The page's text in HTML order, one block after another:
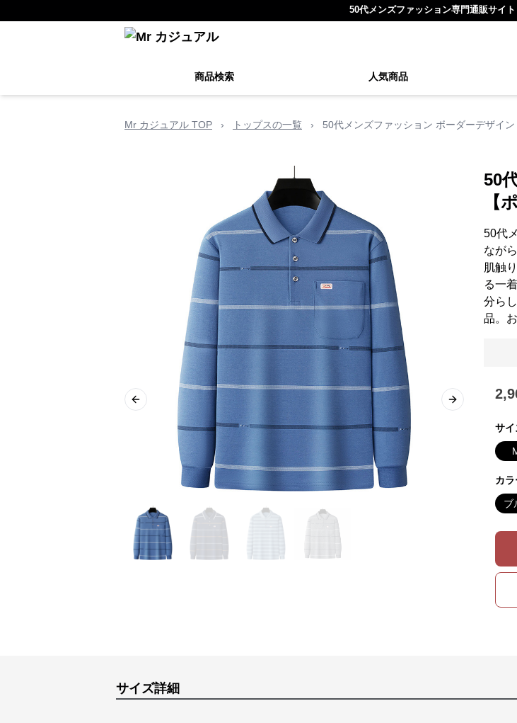
50代メンズファッション専門通販サイ
商品検索 人気商品
Mr カジュアル TOP › トップスの一覧 › 50代メンズファッション ボーダーデザイ
Previous slide Next slide
50
【
50代
なが
肌触
る一
分ら
品。
サイ
カラ
ブ
サイズ詳細